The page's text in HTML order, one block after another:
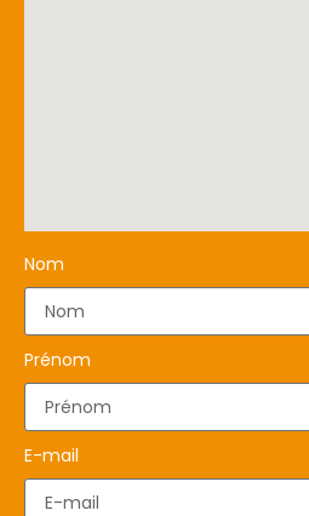
Nom
Prénom
E-mail